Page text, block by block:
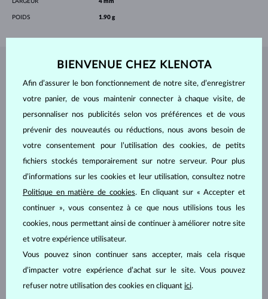
POIDS 1.90 g
L'ATELIER KLENOTA
BIENVENUE CHEZ KLENOTA
Afin d’assurer le bon fonctionnement de notre site, d’enregistrer
votre panier, de vous maintenir connecter à chaque visite, de
personnaliser nos publicités selon vos préférences et de vous
prévenir des nouveautés ou réductions, nous avons besoin de
votre consentement pour l’utilisation des cookies, de petits
fichiers stockés temporairement sur notre serveur. Pour plus
d’informations sur les cookies et leur utilisation, consultez notre
Politique en matière de cookies. En cliquant sur « Accepter et
continuer », vous consentez à ce que nous utilisions tous les
cookies, nous permettant ainsi de continuer à améliorer notre site
et votre expérience utilisateur.
Vous pouvez sinon continuer sans accepter, mais cela risque
d’impacter votre expérience d’achat sur le site. Vous pouvez
refuser notre utilisation des cookies en cliquant ici.